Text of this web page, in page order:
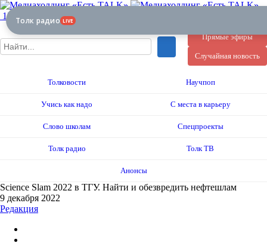
12+
Прямые эфиры
Случайная новость
Толковости Научпоп
Учись как надо С места в карьеру
Слово школам Спецпроекты
Толк радио Толк ТВ
Анонсы
Science Slam 2022 в ТГУ. Найти и обезвредить нефтешлам
9 декабря 2022
Редакция
Толк радио LIVE